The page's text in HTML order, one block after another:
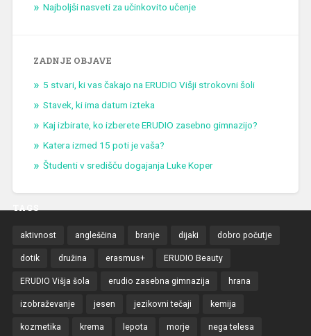
Najboljši nasveti za učinkovito učenje
ZADNJE OBJAVE
5 stvari, ki vas čakajo na ERUDIO Višji strokovni šoli
Stavek, ki ima datum izteka
Kaj izbirate, ko izberete ERUDIO zasebno gimnazijo?
Katera izmed 15 poti je vaša?
Študenti v središču dogajanja Luke Koper
aktivnost angleščina branje dijaki dobro počutje
dotik družina erasmus+ ERUDIO Beauty
ERUDIO Višja šola erudio zasebna gimnazija hrana
izobraževanje jesen jezikovni tečaji kemija
kozmetika krema lepota morje nega telesa